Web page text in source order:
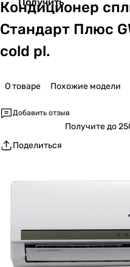
Кондиционер
Стандарт Плюс
cold pl.
О товаре Похожие модели
Добавить отзыв
Получитедо
Поделиться